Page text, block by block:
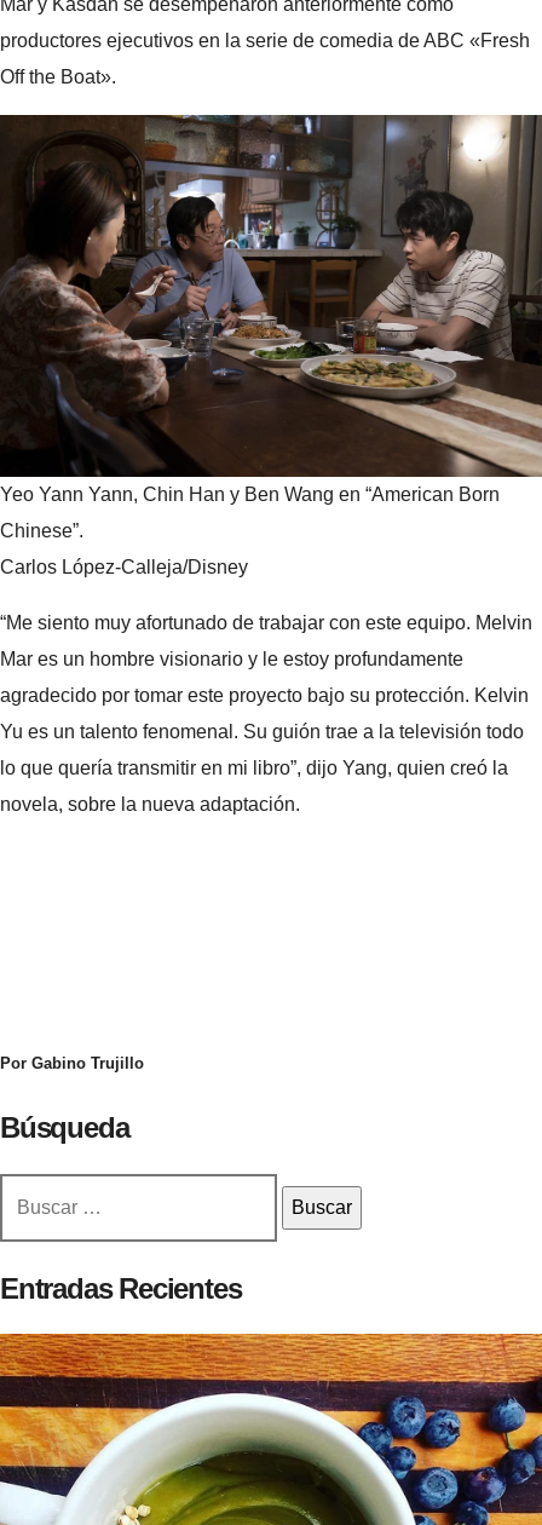
Mar y Kasdan se desempeñaron anteriormente como
productores ejecutivos en la serie de comedia de ABC «Fresh
Off the Boat».
Yeo Yann Yann, Chin Han y Ben Wang en “American Born
Chinese”.
Carlos López-Calleja/Disney
“Me siento muy afortunado de trabajar con este equipo. Melvin
Mar es un hombre visionario y le estoy profundamente
agradecido por tomar este proyecto bajo su protección. Kelvin
Yu es un talento fenomenal. Su guión trae a la televisión todo
lo que quería transmitir en mi libro”, dijo Yang, quien creó la
novela, sobre la nueva adaptación.
Por Gabino Trujillo
Búsqueda
Entradas Recientes